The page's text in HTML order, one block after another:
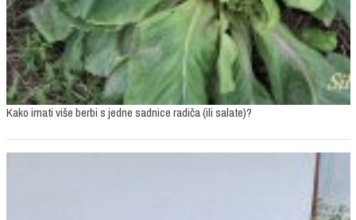
Kako imati više berbi s jedne sadnice radiča (ili salate)?